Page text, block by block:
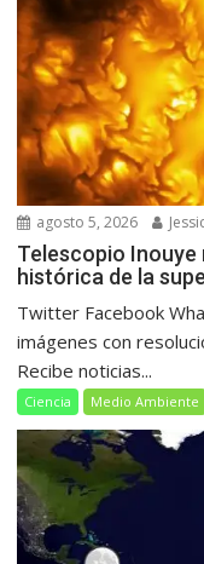
agosto 5, 2026
Telescopio
histórica de la
Twitter Facebook
imágenes con
Recibe noticias...
Ciencia Medio Ambiente